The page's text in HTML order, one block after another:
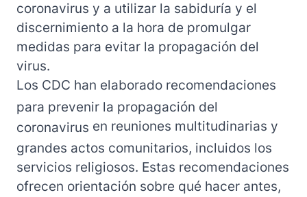
coronavirus y a utilizar la sabiduría y el
discernimiento a la hora de promulgar
medidas para evitar la propagación del
virus.
Los CDC han elaborado recomendaciones
para prevenir la propagación del
coronavirus en reuniones multitudinarias y
grandes actos comunitarios, incluidos los
servicios religiosos. Estas recomendaciones
ofrecen orientación sobre qué hacer antes,